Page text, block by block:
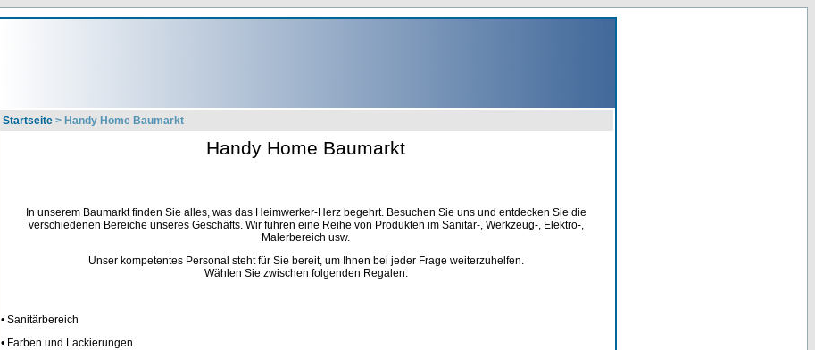
Startseite > Handy Home Baumarkt
Handy Home Baumarkt
In unserem Baumarkt finden Sie alles, was das Heimwerker-Herz begehrt. Besuchen Sie uns und entdecken Sie die
verschiedenen Bereiche unseres Geschäfts. Wir führen eine Reihe von Produkten im Sanitär-, Werkzeug-, Elektro-,
Malerbereich usw.
Unser kompetentes Personal steht für Sie bereit, um Ihnen bei jeder Frage weiterzuhelfen.
Wählen Sie zwischen folgenden Regalen:
• Sanitärbereich
• Farben und Lackierungen